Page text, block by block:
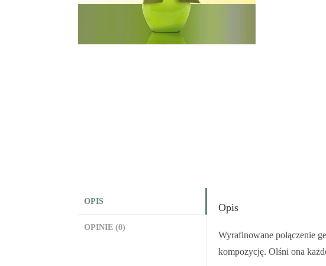
OPIS
OPINIE (0)
Opis
Wyrafinowane połączenie
kompozycję. Olśni ona